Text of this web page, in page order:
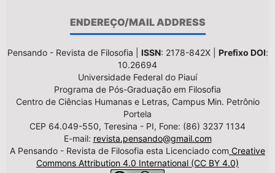
ENDEREÇO/MAIL ADDRESS
Pensando - Revista de Filosofia | ISSN: 2178-842X | Prefixo DOI:
10.26694
Universidade Federal do Piauí
Programa de Pós-Graduação em Filosofia
Centro de Ciências Humanas e Letras, Campus Min. Petrônio
Portela
CEP 64.049-550, Teresina - PI, Fone: (86) 3237 1134
E-mail: revista.pensando@gmail.com
A Pensando - Revista de Filosofia esta Licenciado com Creative
Commons Attribution 4.0 International (CC BY 4.0)